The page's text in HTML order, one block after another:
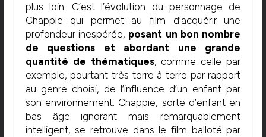
plus loin. C’est l’évolution du personnage de
Chappie qui permet au film d’acquérir une
profondeur inespérée, posant un bon nombre
de questions et abordant une grande
quantité de thématiques, comme celle par
exemple, pourtant très terre à terre par rapport
au genre choisi, de l’influence d’un enfant par
son environnement. Chappie, sorte d’enfant en
bas âge ignorant mais remarquablement
intelligent, se retrouve dans le film balloté par